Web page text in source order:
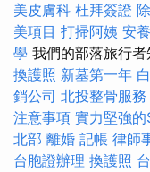
美皮膚科 杜拜簽證
美項目 打掃阿姨 安
學 我們的部落旅行者
換護照 新墓第一年
銷公司 北投整骨服務
注意事項 實力堅強的
北部 離婚 記帳 律師
台胞證辦理 換護照